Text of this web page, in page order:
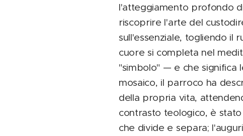
l'atteggiamento profondo
riscoprire l'arte del
sull'essenziale, togliendo il
cuore si completa nel
"simbolo" — e che significa
mosaico, il parroco ha
della propria vita,
contrasto teologico, è
che divide e separa;